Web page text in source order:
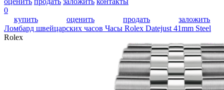
0
купить
оценить продать
заложить
Ломбард швейцарских часов Часы Rolex Datejust 41mm Steel
Rolex